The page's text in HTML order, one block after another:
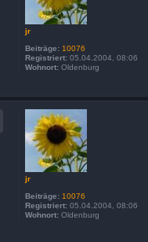
jr
Beiträge: 10076
Registriert: 05.04.2004, 08:06
Wohnort: Oldenburg
jr
Beiträge: 10076
Registriert: 05.04.2004, 08:06
Wohnort: Oldenburg